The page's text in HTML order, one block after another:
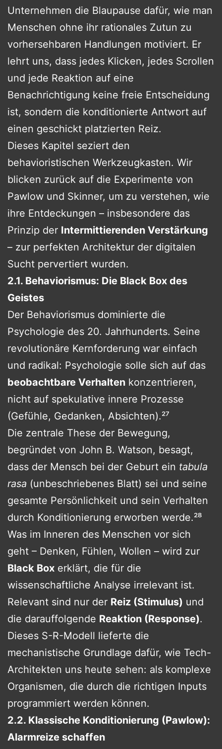
Unternehmen die Blaupause dafür, wie man
Menschen ohne ihr rationales Zutun zu
vorhersehbaren Handlungen motiviert. Er
lehrt uns, dass jedes Klicken, jedes Scrollen
und jede Reaktion auf eine
Benachrichtigung keine freie Entscheidung
ist, sondern die konditionierte Antwort auf
einen geschickt platzierten Reiz.
Dieses Kapitel seziert den
behavioristischen Werkzeugkasten. Wir
blicken zurück auf die Experimente von
Pawlow und Skinner, um zu verstehen, wie
ihre Entdeckungen – insbesondere das
Prinzip der Intermittierenden Verstärkung
– zur perfekten Architektur der digitalen
Sucht pervertiert wurden.
2.1. Behaviorismus: Die Black Box des
Geistes
Der Behaviorismus dominierte die
Psychologie des 20. Jahrhunderts. Seine
revolutionäre Kernforderung war einfach
und radikal: Psychologie solle sich auf das
beobachtbare Verhalten konzentrieren,
nicht auf spekulative innere Prozesse
(Gefühle, Gedanken, Absichten).²⁷
Die zentrale These der Bewegung,
begründet von John B. Watson, besagt,
dass der Mensch bei der Geburt ein tabula
rasa (unbeschriebenes Blatt) sei und seine
gesamte Persönlichkeit und sein Verhalten
durch Konditionierung erworben werde.²⁸
Was im Inneren des Menschen vor sich
geht – Denken, Fühlen, Wollen – wird zur
Black Box erklärt, die für die
wissenschaftliche Analyse irrelevant ist.
Relevant sind nur der Reiz (Stimulus) und
die darauffolgende Reaktion (Response).
Dieses S-R-Modell lieferte die
mechanistische Grundlage dafür, wie Tech-
Architekten uns heute sehen: als komplexe
Organismen, die durch die richtigen Inputs
programmiert werden können.
2.2. Klassische Konditionierung (Pawlow):
Alarmreize schaffen